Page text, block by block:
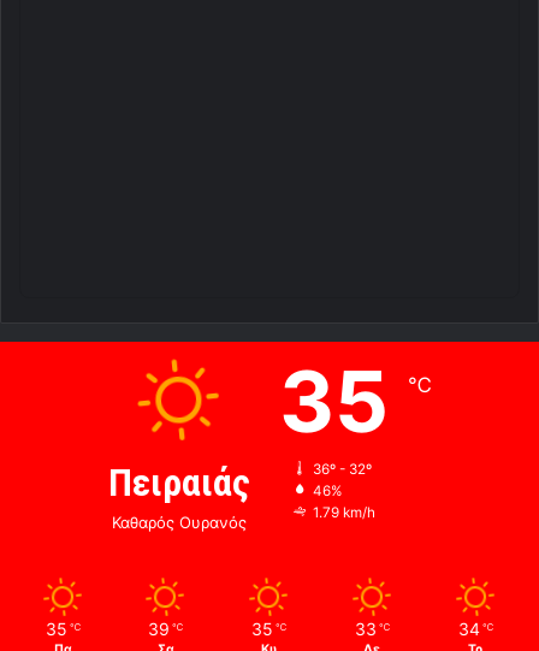
Πειραιάς
Καθαρός Ουρανός
35 ℃
36º - 32º
46%
1.79 km/h
35 ℃ 39 ℃ 35 ℃ 33 ℃ 34 ℃